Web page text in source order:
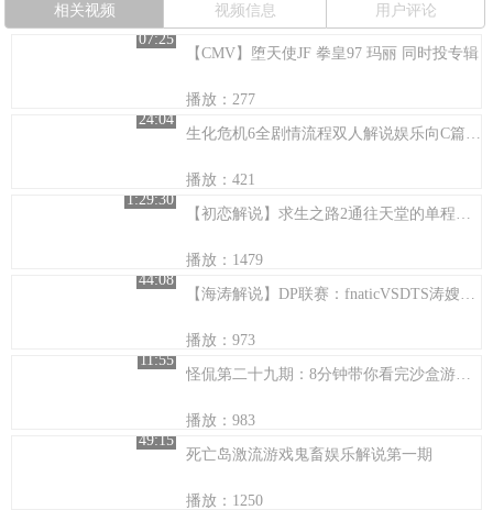
相关视频 视频信息
用户评论
07:25
【CMV】堕天使JF 拳皇97 玛丽 同时投专辑
播放：277
24:04
生化危机6全剧情流程双人解说娱乐向C篇1-2
播放：421
1:29:30
【初恋解说】求生之路2通往天堂的单程车票
播放：1479
44:08
【海涛解说】DP联赛：fnaticVSDTS涛嫂首度献声
播放：973
11:55
怪侃第二十九期：8分钟带你看完沙盒游戏大作《黑手党3》
播放：983
49:15
死亡岛激流游戏鬼畜娱乐解说第一期
播放：1250